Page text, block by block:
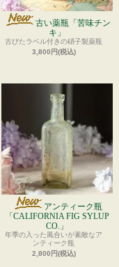
古い薬瓶「苦味チン
キ」
古びたラベル付きの硝子製薬瓶
3,800円(税込)
アンティーク瓶
「CALIFORNIA FIG SYLUP
CO.」
年季の入った風合いが素敵なア
ンティーク瓶
2,800円(税込)